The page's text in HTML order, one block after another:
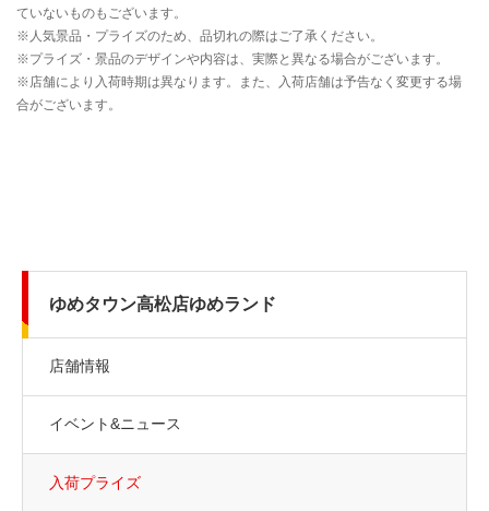
ゆめタウン高松店ゆめランド
店舗情報
イベント&ニュース
入荷プライズ